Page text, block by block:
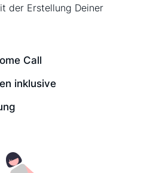
der Erstellung Deiner
Call
inklusive